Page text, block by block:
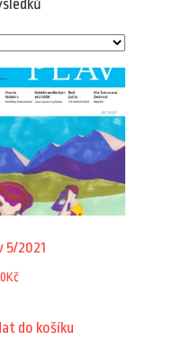
5/2021
Kč
do košíku